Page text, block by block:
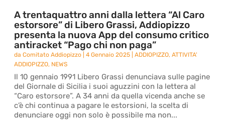
A trentaquattro anni dalla lettera “Al Caro
estorsore” di Libero Grassi, Addiopizzo
presenta la nuova App del consumo critico
antiracket “Pago chi non paga”
daComitato Addiopizzo |4 Gennaio 2025 |ADDIOPIZZO,ATTIVITA'
ADDIOPIZZO, NEWS
Il 10 gennaio 1991 Libero Grassi denunciava sulle pagine
del Giornale di Sicilia i suoi aguzzini con la lettera al
“Caro estorsore”. A 34 anni da quella vicenda anche se
c’è chi continua a pagare le estorsioni, la scelta di
denunciare oggi non solo è possibile ma non...